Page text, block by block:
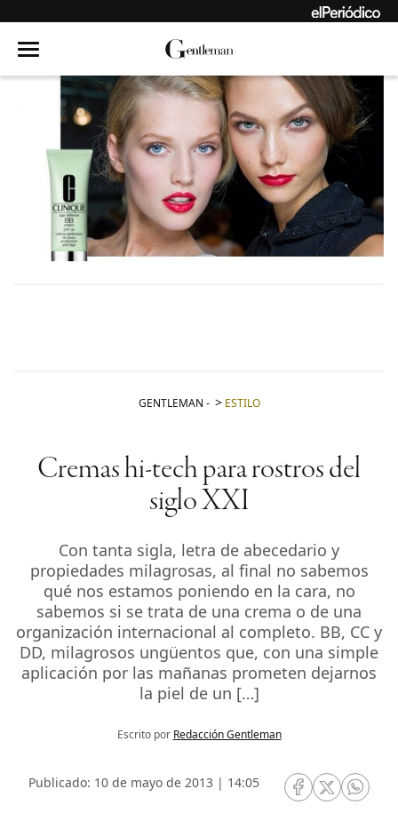
GENTLEMAN - ESTILO
Cremas hi-tech para rostros del
siglo XXI
Con tanta sigla, letra de abecedario y
propiedades milagrosas, al final no sabemos
qué nos estamos poniendo en la cara, no
sabemos si se trata de una crema o de una
organización internacional al completo. BB, CC y
DD, milagrosos ungüentos que, con una simple
aplicación por las mañanas prometen dejarnos
la piel de un […]
Escrito por Redacción Gentleman
Publicado: 10 de mayo de 2013 | 14:05
RRSS Facebook
RRSSRRSS